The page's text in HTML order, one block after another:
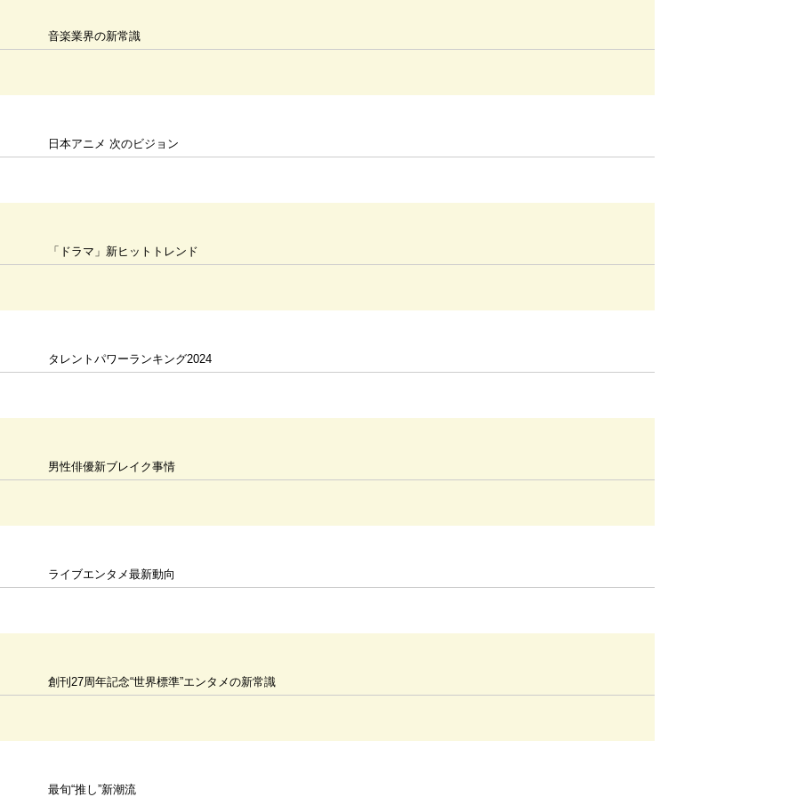
音楽業界の新常識
日本アニメ 次のビジョン
「ドラマ」新ヒットトレンド
タレントパワーランキング2024
男性俳優新ブレイク事情
ライブエンタメ最新動向
創刊27周年記念“世界標準”エンタメの新常識
最旬“推し”新潮流